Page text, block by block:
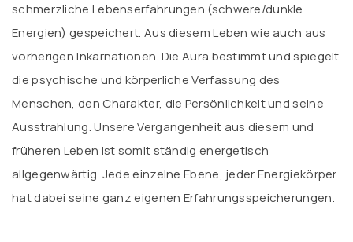
schmerzliche Lebenserfahrungen (schwere/dunkle
Energien) gespeichert. Aus diesem Leben wie auch aus
vorherigen Inkarnationen. Die Aura bestimmt und spiegelt
die psychische und körperliche Verfassung des
Menschen, den Charakter, die Persönlichkeit und seine
Ausstrahlung. Unsere Vergangenheit aus diesem und
früheren Leben ist somit ständig energetisch
allgegenwärtig. Jede einzelne Ebene, jeder Energiekörper
hat dabei seine ganz eigenen Erfahrungsspeicherungen.